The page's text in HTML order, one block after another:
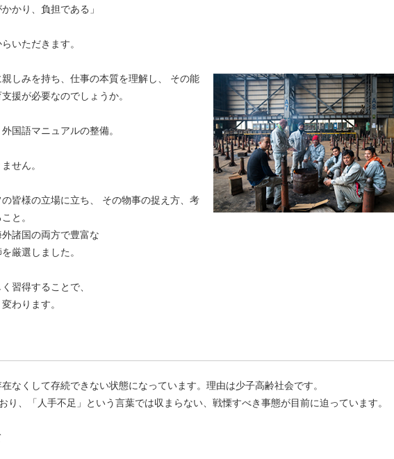
かり、負担である」
いただきます。
しみを持ち、仕事の本質を理解し、 その能
援が必要なのでしょうか。
国語マニュアルの整備。
せん。
皆様の立場に立ち、 その物事の捉え方、考
と。
諸国の両方で豊富な
厳選しました。
習得することで、
わります。
なくして存続できない状態になっています。理由は少子高齢社会です。
、「人手不足」という言葉では収まらない、戦慄すべき事態が目前に迫っています。